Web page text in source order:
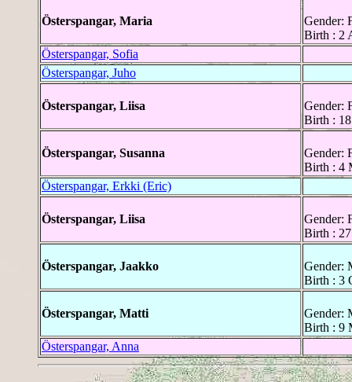
Österspangar, Maria
Gender:
Birth : 2
Österspangar, Sofia
Österspangar, Juho
Österspangar, Liisa
Gender:
Birth :
Österspangar, Susanna
Gender:
Birth : 4
Österspangar, Erkki (Eric)
Österspangar, Liisa
Gender:
Birth :
Österspangar, Jaakko
Gender:
Birth : 3
Österspangar, Matti
Gender:
Birth : 9
Österspangar, Anna